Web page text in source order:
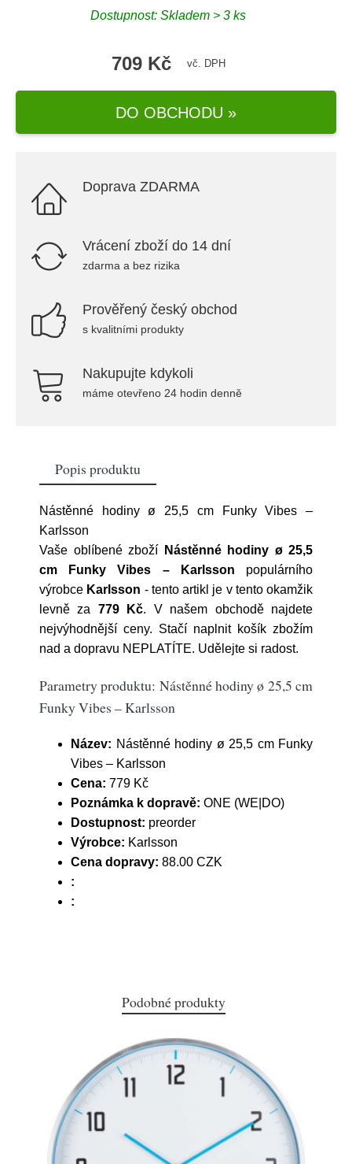
Dostupnost: Skladem > 3 ks
709 Kč vč. DPH
DO OBCHODU »
Doprava ZDARMA
Vrácení zboží do 14 dní
zdarma a bez rizika
Prověřený český obchod
s kvalitními produkty
Nakupujte kdykoli
máme otevřeno 24 hodin denně
Popis produktu
Nástěnné hodiny ø 25,5 cm Funky Vibes –
Karlsson
Vaše oblíbené zboží
Nástěnné hodiny ø 25,5
cm Funky Vibes – Karlsson populárního
výrobce Karlsson - tento artikl je v tento okamžik
levně za 779 Kč. V našem obchodě najdete
nejvýhodnější ceny. Stačí naplnit košík zbožím
nad a dopravu NEPLATÍTE. Udělejte si radost.
Parametry produktu: Nástěnné hodiny ø 25,5 cm
Funky Vibes – Karlsson
Název: Nástěnné hodiny ø 25,5 cm Funky
Vibes – Karlsson
Cena: 779 Kč
Poznámka k dopravě: ONE (WE|DO)
Dostupnost: preorder
Výrobce: Karlsson
Cena dopravy: 88.00 CZK
:
:
Podobné produkty